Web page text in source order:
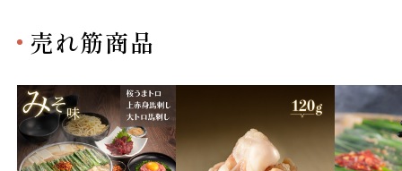
売れ筋商品